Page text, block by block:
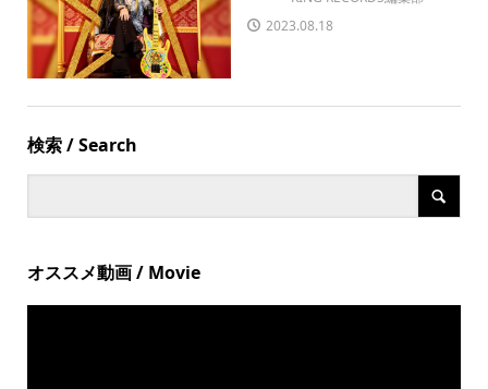
2023.08.18
検索 / Search
オススメ動画 / Movie